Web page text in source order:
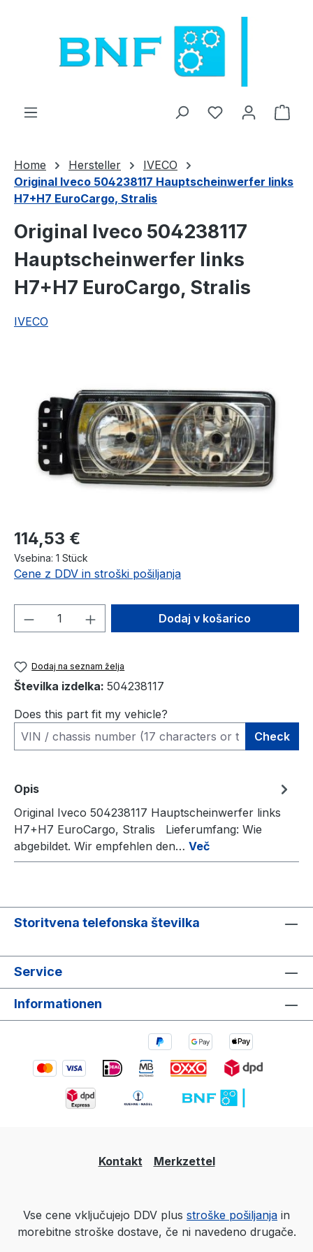
Imate 0 izdelke
Home Hersteller
IVECO
Original Iveco 504238117 Hauptscheinwerfer links
H7+H7 EuroCargo, Stralis
Original Iveco 504238117
Hauptscheinwerfer links
H7+H7 EuroCargo, Stralis
IVECO
Redna cena:
114,53 €
Vsebina: 1 Stück
Cene z DDV in stroški pošiljanja
Količina izdelka: Vnesite želeno
Dodaj v košarico
Dodaj na seznam želja
Številka izdelka: 504238117
Does this part fit my vehicle?
Check
Opis
Original Iveco 504238117 Hauptscheinwerfer links
H7+H7 EuroCargo, Stralis Lieferumfang: Wie
abgebildet. Wir empfehlen den… Več
Storitvena telefonska številka
Service
Informationen
Kontakt Merkzettel
Vse cene vključujejo DDV plus stroške pošiljanja in
morebitne stroške dostave, če ni navedeno drugače.